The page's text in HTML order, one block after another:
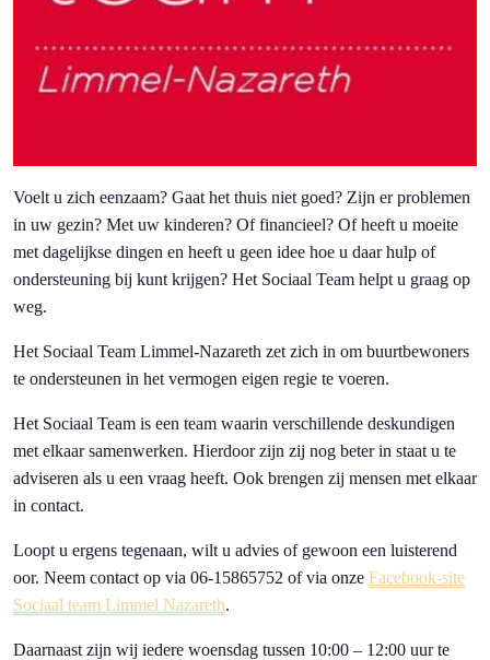
Voelt u zich eenzaam? Gaat het thuis niet goed? Zijn er problemen
in uw gezin? Met uw kinderen? Of financieel? Of heeft u moeite
met dagelijkse dingen en heeft u geen idee hoe u daar hulp of
ondersteuning bij kunt krijgen? Het Sociaal Team helpt u graag op
weg.
Het Sociaal Team Limmel-Nazareth zet zich in om buurtbewoners
te ondersteunen in het vermogen eigen regie te voeren.
Het Sociaal Team is een team waarin verschillende deskundigen
met elkaar samenwerken. Hierdoor zijn zij nog beter in staat u te
adviseren als u een vraag heeft. Ook brengen zij mensen met elkaar
in contact.
Loopt u ergens tegenaan, wilt u advies of gewoon een luisterend
oor. Neem contact op via 06-15865752 of via onze Facebook-site
Sociaal team Limmel Nazareth.
Daarnaast zijn wij iedere woensdag tussen 10:00 – 12:00 uur te